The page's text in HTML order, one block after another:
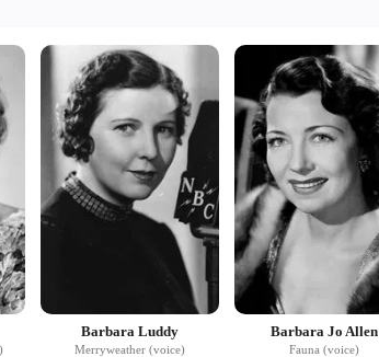
Barbara Luddy
Merryweather (voice)
Barbara Jo Allen
Fauna (voice)